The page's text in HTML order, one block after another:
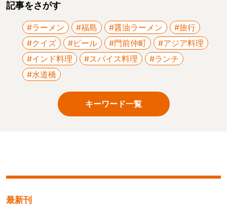
記事をさがす
#ラーメン #福島 #醤油ラーメン
#旅行
#クイズ
#ビール #門前仲町
#アジア料理
#インド料理
#スパイス料理
#ランチ
#水道橋
キーワード一覧
最新刊